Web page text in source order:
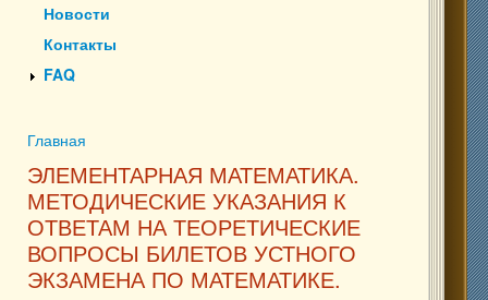
Новости
Контакты
FAQ
Вы здесь
Главная
ЭЛЕМЕНТАРНАЯ МАТЕМАТИКА.
МЕТОДИЧЕСКИЕ УКАЗАНИЯ К
ОТВЕТАМ НА ТЕОРЕТИЧЕСКИЕ
ВОПРОСЫ БИЛЕТОВ УСТНОГО
ЭКЗАМЕНА ПО МАТЕМАТИКЕ.